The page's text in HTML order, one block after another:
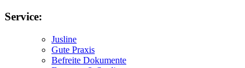
Service:
Jusline
Gute Praxis
Befreite Dokumente